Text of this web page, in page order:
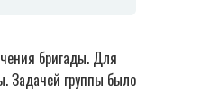
бригады. Для
Задачей группы было